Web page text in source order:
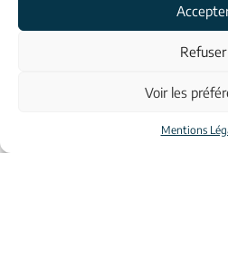
Refuser
Voir les
Mentions
Contacts